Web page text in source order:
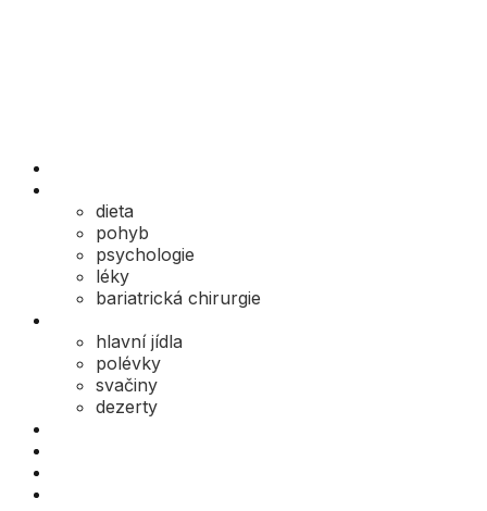
dieta
pohyb
psychologie
léky
bariatrická chirurgie
hlavní jídla
polévky
svačiny
dezerty